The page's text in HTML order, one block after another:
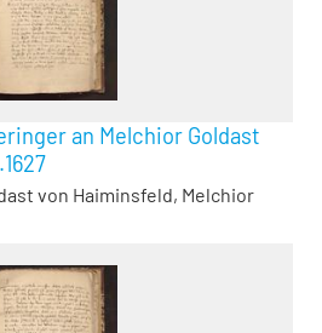
an Melchior Goldast
von Haiminsfeld, Melchior